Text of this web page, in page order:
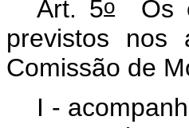
Art. 5oOs
previstos nos
Comissão de
I -